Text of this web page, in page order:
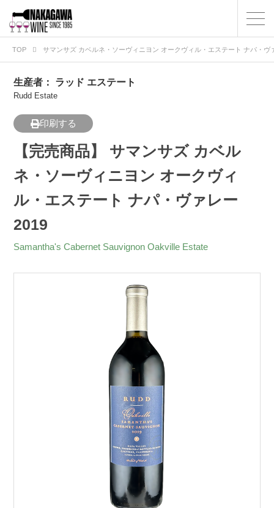
TOP サマンサズ カベルネ・ソーヴィニヨン オークヴィル・エステート ナパ・ヴ
生産者： ラッド エステート
Rudd Estate
印刷する
【完売商品】 サマンサズ カベル
ネ・ソーヴィニヨン オークヴィ
ル・エステート ナパ・ヴァレー
2019
Samantha's Cabernet Sauvignon Oakville Estate